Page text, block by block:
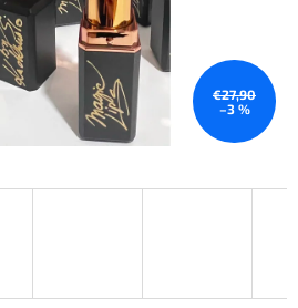
€27,90
–3 %